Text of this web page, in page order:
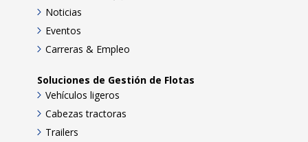
Noticias
Eventos
Carreras & Empleo
Soluciones de Gestión de Flotas
Vehículos ligeros
Cabezas tractoras
Trailers